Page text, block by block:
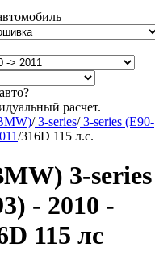
расчет.
/3-series/3-series (E90-
/316D 115 л.с.
3-series
- 2010 -
115 лс